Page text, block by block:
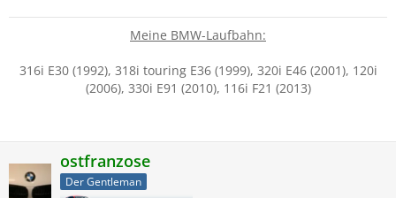
Meine BMW-Laufbahn:
316i E30 (1992), 318i touring E36 (1999), 320i E46 (2001), 120i
(2006), 330i E91 (2010), 116i F21 (2013)
ostfranzose
Der Gentleman